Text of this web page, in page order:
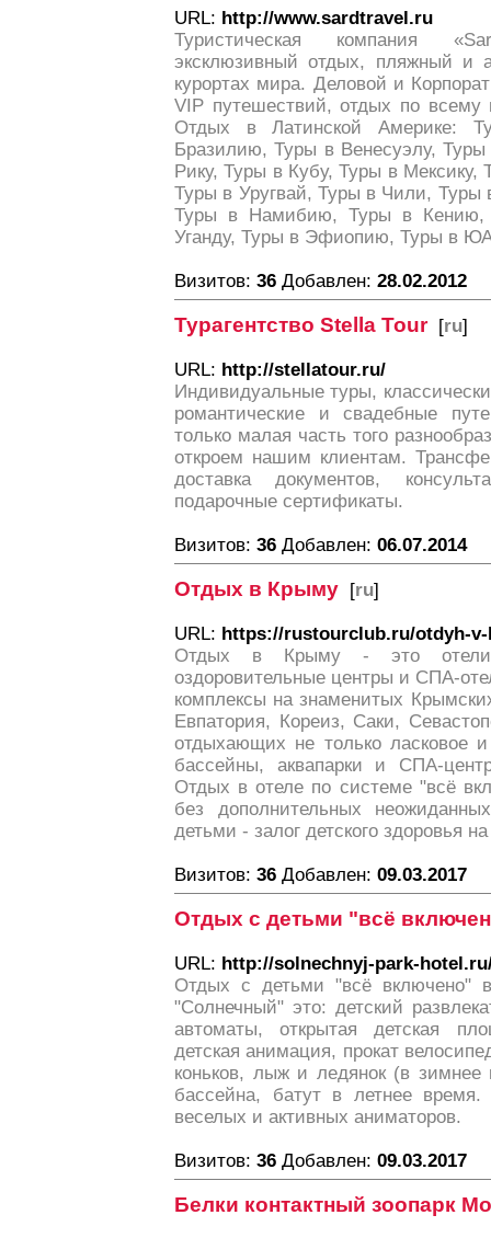
URL: http://www.sardtravel.ru
Туристическая компания
эксклюзивный отдых, пляжный и
курортах мира. Деловой и
VIP путешествий, отдых по
Отдых в Латинской Америке:
Бразилию, Туры в Венесуэлу,
Рику, Туры в Кубу, Туры в
Туры в Уругвай, Туры в Чили,
Туры в Намибию, Туры в Кению,
Уганду, Туры в Эфиопию, Туры в
Визитов: 36 Добавлен: 28.02.2012
Турагентство Stella Tour[ru]
URL: http://stellatour.ru/
Индивидуальные туры,
романтические и свадебные
только малая часть того
откроем нашим клиентам.
доставка документов,
подарочные сертификаты.
Визитов: 36 Добавлен: 06.07.2014
Отдых в Крыму [ru]
URL: https://rustourclub.ru/otdyh-
Отдых в Крыму - это отели
оздоровительные центры и СПА-
комплексы на знаменитых
Евпатория, Кореиз, Саки,
отдыхающих не только ласковое
бассейны, аквапарки и СПА-
Отдых в отеле по системе "всё
без дополнительных
детьми - залог детского здоровья
Визитов: 36 Добавлен: 09.03.2017
Отдых с детьми "всё
URL: http://solnechnyj-park-
Отдых с детьми "всё включено"
"Солнечный" это: детский
автоматы, открытая детская
детская анимация, прокат
коньков, лыж и ледянок (в зимнее
бассейна, батут в летнее
веселых и активных аниматоров.
Визитов: 36 Добавлен: 09.03.2017
Белки контактный зоопарк